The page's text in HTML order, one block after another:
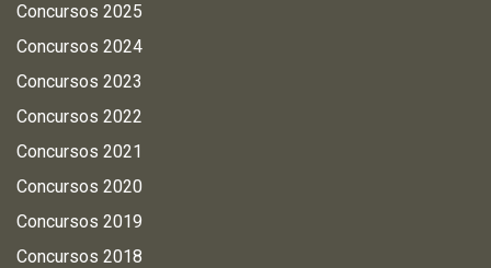
Concursos 2025
Concursos 2024
Concursos 2023
Concursos 2022
Concursos 2021
Concursos 2020
Concursos 2019
Concursos 2018